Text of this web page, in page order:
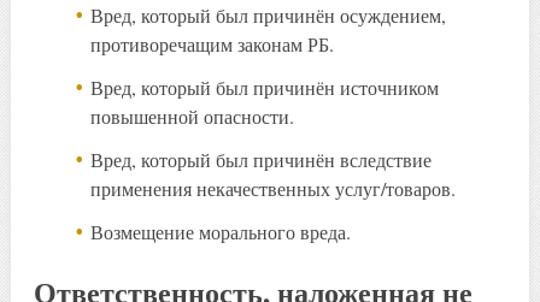
Вред, который был причинён осуждением,
противоречащим законам РБ.
Вред, который был причинён источником
повышенной опасности.
Вред, который был причинён вследствие
применения некачественных услуг/товаров.
Возмещение морального вреда.
Ответственность, наложенная не